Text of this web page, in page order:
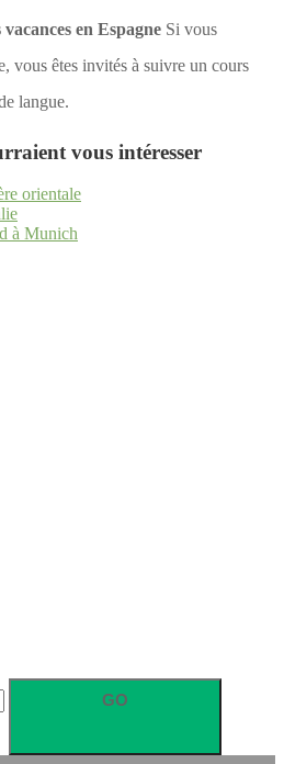
en Espagne Si vous
vous êtes invités à suivre un cours
langue.
vous intéresser
orientale
à Munich